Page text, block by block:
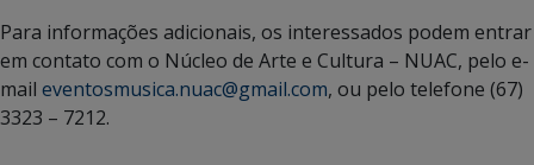
Para informações adicionais, os interessados podem entrar
em contato com o Núcleo de Arte e Cultura – NUAC, pelo e-
mail eventosmusica.nuac@gmail.com, ou pelo telefone (67)
3323 – 7212.